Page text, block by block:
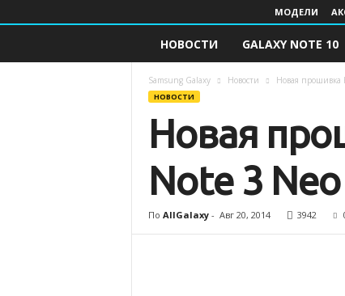
МОДЕЛИ
a
s
n
НОВОСТИ GALAXY NOTE 10
Samsung Galaxy Новости Новая прошивка
НОВОСТИ
Новая
Note 3 Neo
По AllGalaxy- Авг 20, 2014 3942